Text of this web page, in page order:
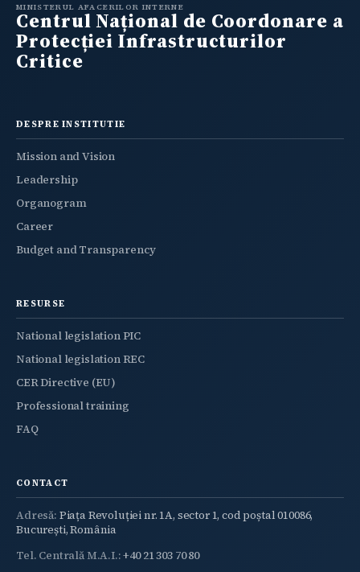
MINISTERUL AFACERILOR INTERNE
Centrul Național de Coordonare a
Protecției Infrastructurilor
Critice
DESPRE INSTITUTIE
Mission and Vision
Leadership
Organogram
Career
Budget and Transparency
RESURSE
National legislation PIC
National legislation REC
CER Directive (EU)
Professional training
FAQ
CONTACT
Adresă: Piața Revoluției nr. 1A, sector 1, cod poștal 010086,
București, România
Tel. Centrală M.A.I.:+40 21 303 70 80